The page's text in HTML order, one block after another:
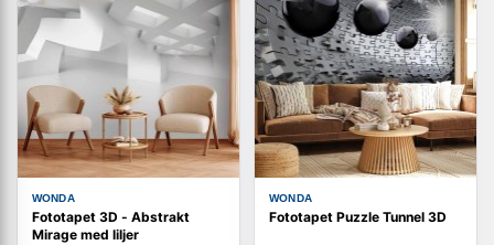
WONDA
Fototapet 3D - Abstrakt
Mirage med liljer
WONDA
Fototapet Puzzle Tunnel 3D